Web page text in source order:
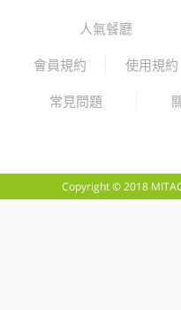
人氣餐廳
會員規約 使用規約
常見問題
Copyright © 2018